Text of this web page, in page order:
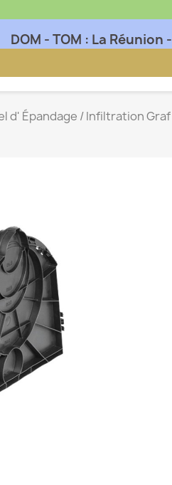
DOM - TOM : La
d' Épandage / Infiltration Graf